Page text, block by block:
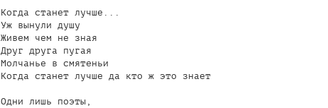
Когда станет лучше...
Уж вынули душу
Живем чем не зная
Друг друга пугая
Молчанье в смятеньи
Когда станет лучше да кто ж это знает
Одни лишь поэты,